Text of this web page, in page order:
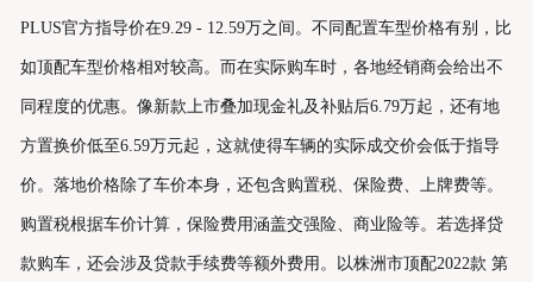
PLUS官方指导价在9.29 - 12.59万之间。不同配置车型价格有别，比
如顶配车型价格相对较高。而在实际购车时，各地经销商会给出不
同程度的优惠。像新款上市叠加现金礼及补贴后6.79万起，还有地
方置换价低至6.59万元起，这就使得车辆的实际成交价会低于指导
价。落地价格除了车价本身，还包含购置税、保险费、上牌费等。
购置税根据车价计算，保险费用涵盖交强险、商业险等。若选择贷
款购车，还会涉及贷款手续费等额外费用。以株洲市顶配2022款 第